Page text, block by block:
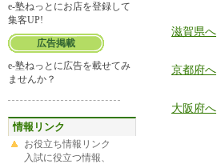
e-塾ねっとにお店を登録して
集客UP!
広告掲載
e-塾ねっとに広告を載せてみ
ませんか？
情報リンク
お役立ち情報リンク
入試に役立つ情報、
滋賀県へ
京都府へ
大阪府へ